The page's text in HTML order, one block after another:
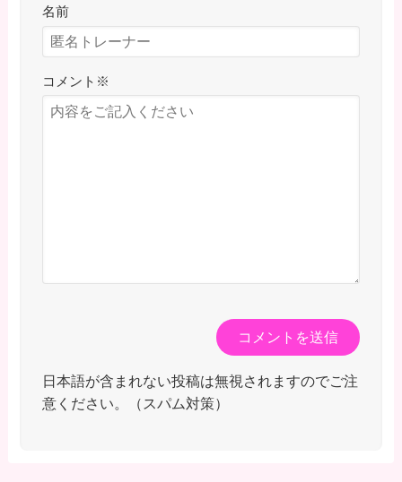
名前
コメント ※
日本語が含まれない投稿は無視されますのでご注
意ください。（スパム対策）